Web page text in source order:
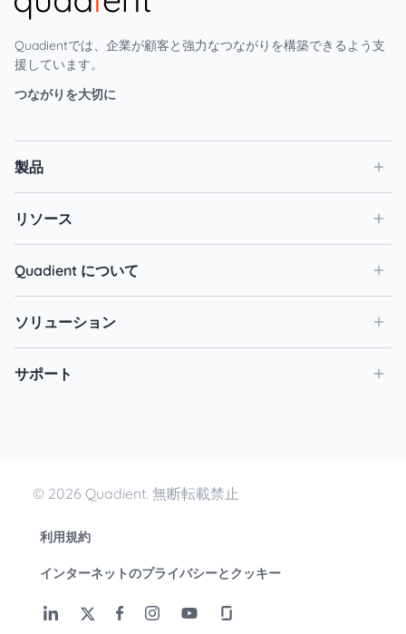
Quadientでは、企業が顧客と強力なつながりを構築できるよう支
援しています。
つながりを大切に
製品
リソース
Quadient について
ソリューション
サポート
© 2026 Quadient. 無断転載禁止
利用規約
インターネットのプライバシーとクッキー